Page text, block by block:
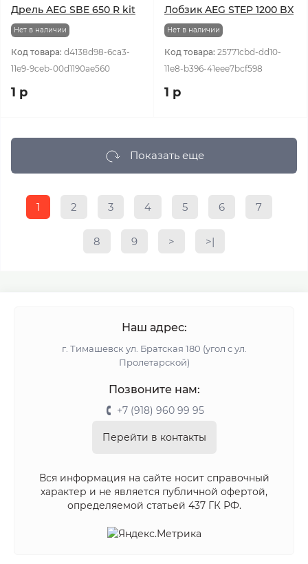
Дрель AEG SBE 650 R kit
Нет в наличии
Код товара: d4138d98-6ca3-
11e9-9ceb-00d1190ae560
1 р
Лобзик AEG STEP 1200 BX
Нет в наличии
Код товара: 25771cbd-dd10-
11e8-b396-41eee7bcf598
1 р
Показать еще
1 2 3 4 5 6 7
8 9 > >|
Наш адрес:
г. Тимашевск ул. Братская 180 (угол с ул.
Пролетарской)
Позвоните нам:
+7 (918) 960 99 95
Перейти в контакты
Вся информация на сайте носит справочный
характер и не является публичной офертой,
определяемой статьей 437 ГК РФ.